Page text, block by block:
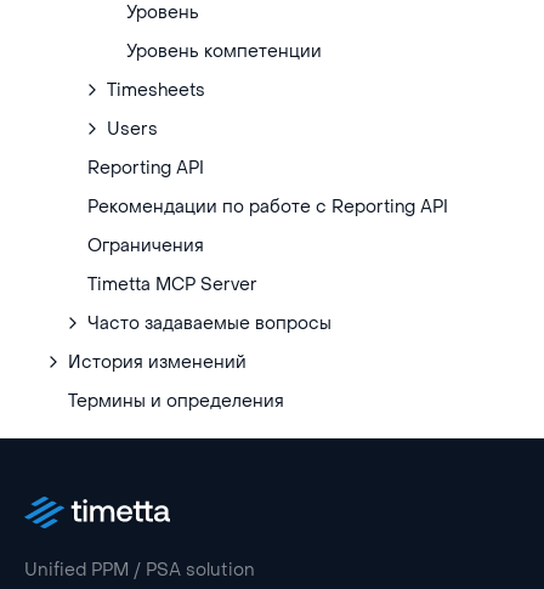
Уровень
Уровень компетенции
Timesheets
Users
Reporting API
Рекомендации по работе с Reporting API
Ограничения
Timetta MCP Server
Часто задаваемые вопросы
История изменений
Термины и определения
Unified PPM / PSA solution